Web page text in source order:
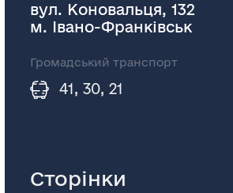
вул. Коновальця, 132
м. Івано-Франківськ
Громадський транспорт
41, 30, 21
Сторінки